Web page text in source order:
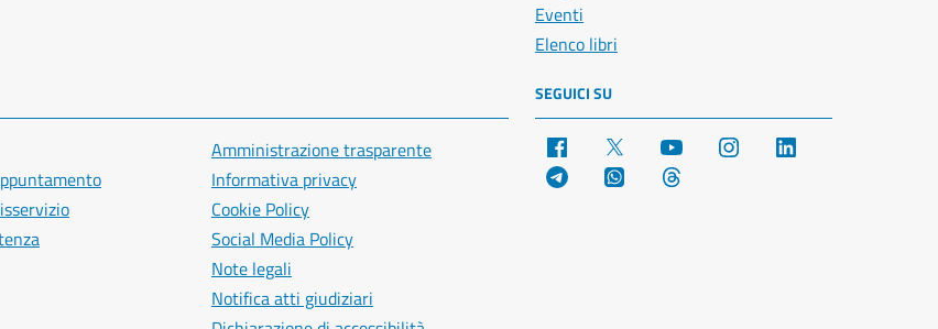
Eventi
Elenco libri
Amministrazione trasparente
Informativa privacy
Cookie Policy
Social Media Policy
Note legali
Notifica atti giudiziari
SEGUICI SU
Facebook YouTube Instagram
Telegram WhatsApp